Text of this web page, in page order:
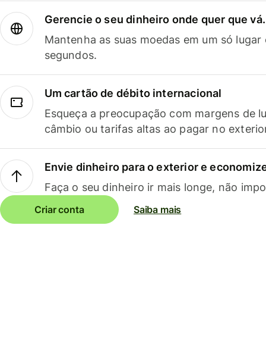
Gerencie o seu dinheiro onde quer que vá.
Mantenha as suas moedas em um só
segundos.
Um cartão de débito internacional
Esqueça a preocupação com margens de
câmbio ou tarifas altas ao pagar no
Envie dinheiro para o exterior e
Faça o seu dinheiro ir mais longe, não
Criar conta Saiba mais